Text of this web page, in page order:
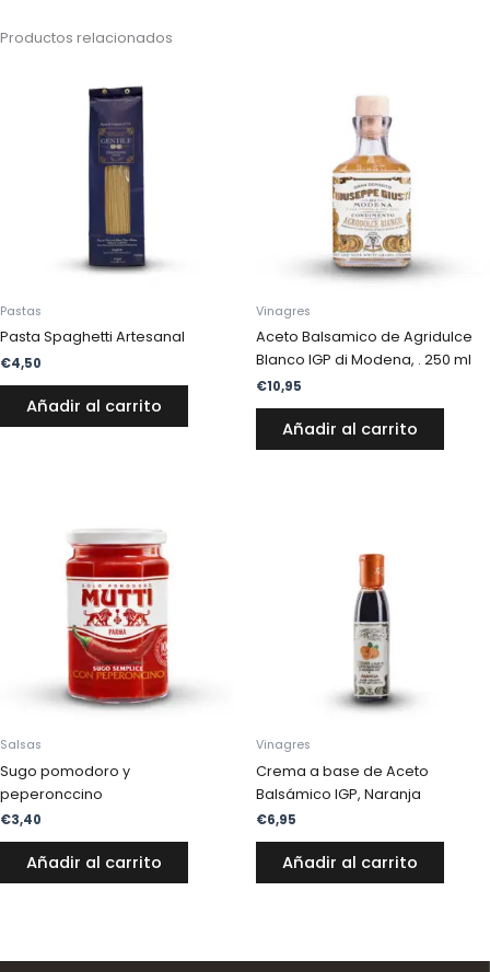
Productos relacionados
Pastas
Pasta Spaghetti Artesanal
€4,50
Añadir al carrito
Vinagres
Aceto Balsamico de Agridulce
Blanco IGP di Modena, . 250 ml
€10,95
Añadir al carrito
Salsas
Sugo pomodoro y
peperonccino
€3,40
Añadir al carrito
Vinagres
Crema a base de Aceto
Balsámico IGP, Naranja
€6,95
Añadir al carrito